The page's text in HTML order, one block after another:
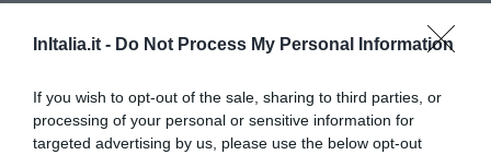
InItalia.it - Do Not Process My Personal Information
If you wish to opt-out of the sale, sharing to third parties, or
processing of your personal or sensitive information for
targeted advertising by us, please use the below opt-out
Würden Sie in diesem Hotel wieder nächtigen?
WEISS NICHT
Luis Fernando
Mexiko
AUSSERGEWÖHNLICH